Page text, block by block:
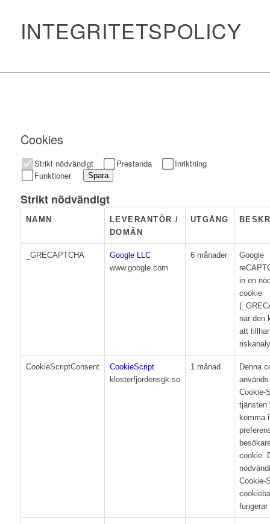
INTEGRITETSPOLICY
Cookies
Strikt nödvändigt Prestanda
Inriktning
Funktioner
Spara
Strikt nödvändigt
NAMN
LEVERANTÖR /
DOMÄN
UTGÅNG
_GRECAPTCHA
Google LLC
www.google.com
6 månader
Google
in en
cookie
när den
att
CookieScriptConsent
CookieScript
klosterfjordensgk.se
1 månad
Denna
Cookie-
tjänsten
komma
cookie.
Cookie-